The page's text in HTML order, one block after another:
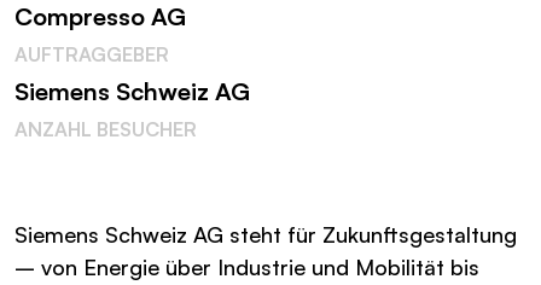
Compresso AG
AUFTRAGGEBER
Siemens Schweiz AG
ANZAHL BESUCHER
Siemens Schweiz AG steht für Zukunftsgestaltung
– von Energie über Industrie und Mobilität bis